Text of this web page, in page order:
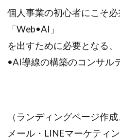
個人事業の初心者にこそ必
「Web•AI」
を出すために必要となる、
•AI導線の構築のコンサル
（ランディングページ作
メール・LINEマーケティ